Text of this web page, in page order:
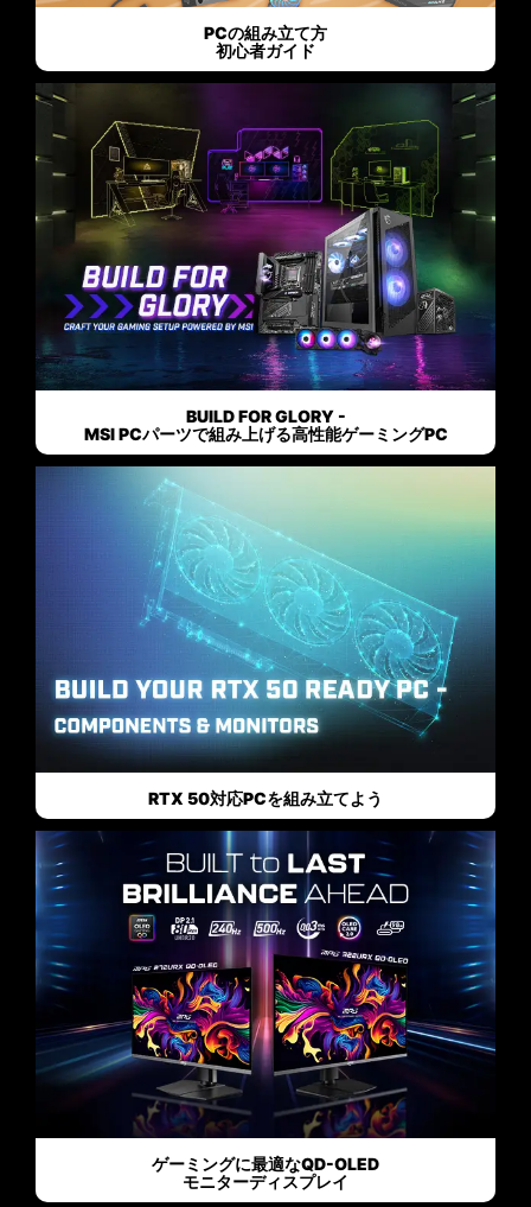
PCの組み立て方
初心者ガイド
BUILD FOR GLORY -
MSI PCパーツで組み上げる高性能ゲーミングPC
RTX 50対応PCを組み立てよう
ゲーミングに最適なQD-OLED
モニターディスプレイ